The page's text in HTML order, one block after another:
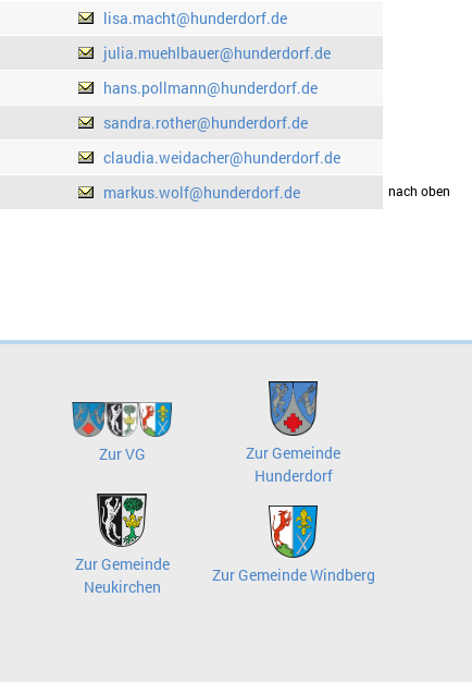
lisa.macht@hunderdorf.de
julia.muehlbauer@hunderdorf.de
hans.pollmann@hunderdorf.de
sandra.rother@hunderdorf.de
claudia.weidacher@hunderdorf.de
markus.wolf@hunderdorf.dedrucken nach oben
Zur VG
Zur Gemeinde
Hunderdorf
Zur Gemeinde
Neukirchen
Zur Gemeinde Windberg